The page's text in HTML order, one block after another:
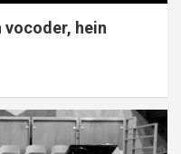
vocoder, hein